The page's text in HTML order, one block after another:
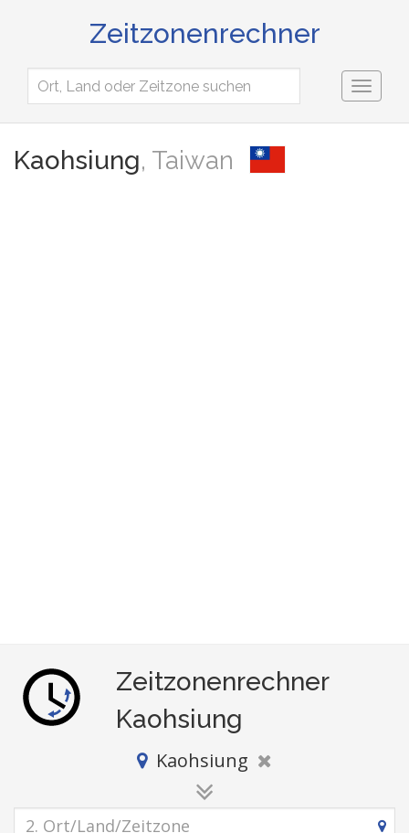
Zeitzonenrechner
Toggle
Kaohsiung, Taiwan
Zeitzonenrechner
Kaohsiung
Kaohsiung